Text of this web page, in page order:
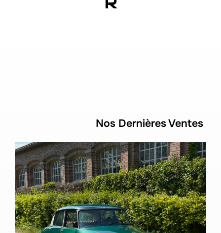
Nos Dernières Ventes